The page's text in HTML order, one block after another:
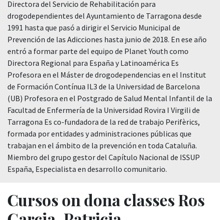
Directora del Servicio de Rehabilitación para
drogodependientes del Ayuntamiento de Tarragona desde
1991 hasta que pasó a dirigir el Servicio Municipal de
Prevención de las Adicciones hasta junio de 2018. En ese año
entró a formar parte del equipo de Planet Youth como
Directora Regional para España y Latinoamérica Es
Profesora en el Máster de drogodependencias en el Institut
de Formación Contínua IL3 de la Universidad de Barcelona
(UB) Profesora en el Postgrado de Salud Mental Infantil de la
Facultad de Enfermería de la Universidad Rovira I Virgili de
Tarragona Es co-fundadora de la red de trabajo Perifèrics,
formada por entidades y administraciones públicas que
trabajan en el ámbito de la prevención en toda Cataluña.
Miembro del grupo gestor del Capítulo Nacional de ISSUP
España, Especialista en desarrollo comunitario.
Cursos on dona classes Ros